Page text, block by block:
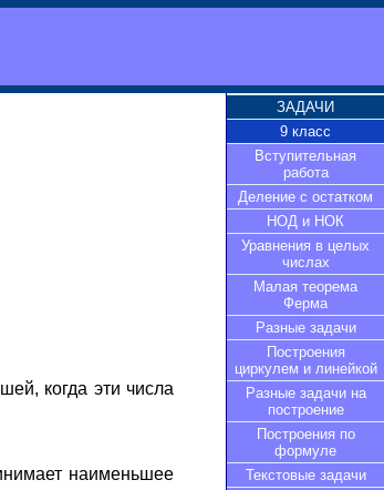
когда эти числа
наименьшее
ЗАДАЧИ
9 класс
Вступительная
работа
Деление с остатком
НОД и НОК
Уравнения в целых
числах
Малая теорема
Ферма
Разные задачи
Построения
циркулем и линейкой
Разные задачи на
построение
Построения по
формуле
Текстовые задачи